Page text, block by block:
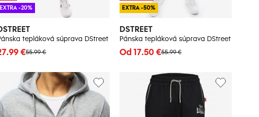
tepláková súprava DStreet
55.99 €
€
EXTRA -20%
DSTREET
Pánska tepláková súprava DStreet
55.99 €
Od 17.50 €
EXTRA -50%